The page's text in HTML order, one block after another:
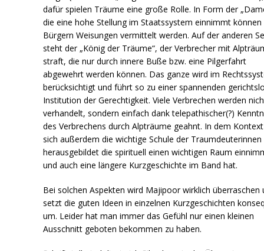
dafür spielen Träume eine große Rolle. In Form der
die eine hohe Stellung im Staatssystem einnimmt können
Bürgern Weisungen vermittelt werden. Auf der anderen
steht der „König der Träume“, der Verbrecher mit
straft, die nur durch innere Buße bzw. eine Pilgerfahrt
abgewehrt werden können. Das ganze wird im
berücksichtigt und führt so zu einer spannenden
Institution der Gerechtigkeit. Viele Verbrechen werden
verhandelt, sondern einfach dank telepathischer(?)
des Verbrechens durch Alpträume geahnt. In dem
sich außerdem die wichtige Schule der Traumdeuterinnen
herausgebildet die spirituell einen wichtigen Raum
und auch eine längere Kurzgeschichte im Band hat.
Bei solchen Aspekten wird Majipoor wirklich überraschen
setzt die guten Ideen in einzelnen Kurzgeschichten
um. Leider hat man immer das Gefühl nur einen kleinen
Ausschnitt geboten bekommen zu haben.